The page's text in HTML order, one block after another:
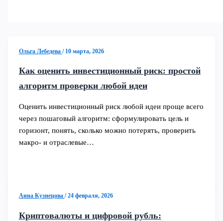
Ольга Лебедева / 10 марта, 2026
Как оценить инвестиционный риск: простой
алгоритм проверки любой идеи
Оценить инвестиционный риск любой идеи проще всего
через пошаговый алгоритм: сформулировать цель и
горизонт, понять, сколько можно потерять, проверить
макро- и отраслевые…
Анна Кузнецова /24 февраля, 2026
Криптовалюты и цифровой рубль: